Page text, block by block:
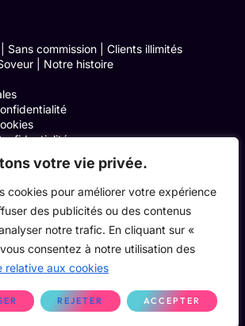
votre vie privée.
cookies pour améliorer votre expérience
des publicités ou des contenus
notre trafic. En cliquant sur «
consentez à notre utilisation des
relative aux cookies
REJETER ACCEPTER
Sans commission | Clients illimités
| Notre histoire
d’utilisation